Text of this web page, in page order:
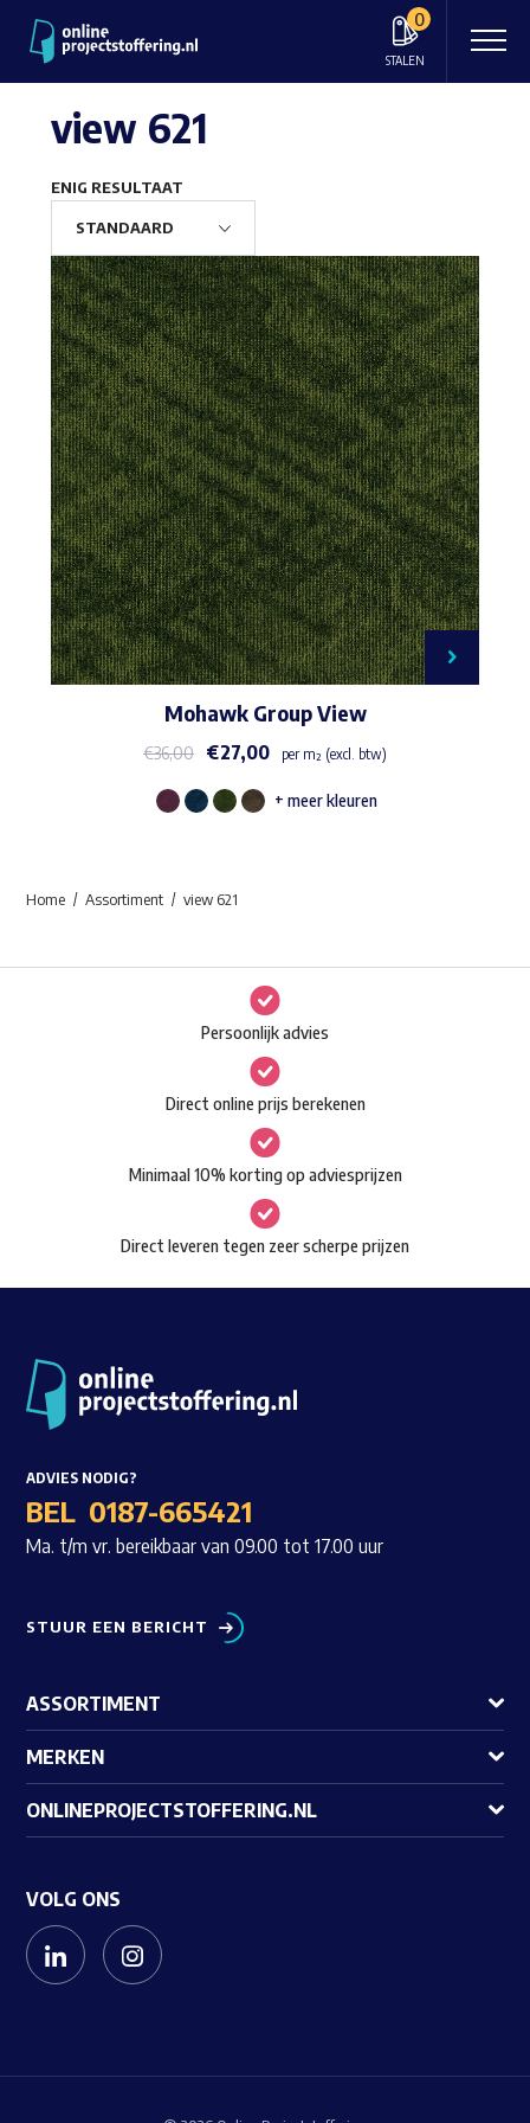
0
STALEN
Waar ben je naar op zoek?
view 621
ENIG RESULTAAT
Mohawk Group View
€36,00 €27,00 per m² (excl. btw)
Dit
Deze
optie
kan
gekozen
worden
op
de
productpagina
+ meer kleuren
Home Assortiment view 621
Persoonlijk advies
Direct online prijs berekenen
Minimaal 10% korting op adviesprijzen
Direct leveren tegen zeer scherpe prijzen
ADVIES NODIG?
BEL 0187-665421
Ma. t/m vr. bereikbaar van 09.00 tot 17.00 uur
STUUR EEN BERICHT
ASSORTIMENT
MERKEN
ONLINEPROJECTSTOFFERING.NL
VOLG ONS